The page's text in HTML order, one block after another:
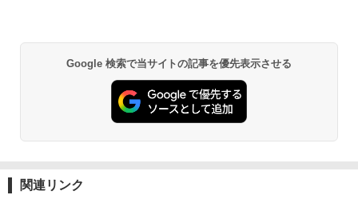
GRANDOOR ステンレス保冷剤 2個セット 2
026リニューアル 急速冷凍 空間倍増 衛生的
コンパクト 保冷力長持ち
￥2,980
Google 検索で当サイトの記事を優先表示させる
関連リンク